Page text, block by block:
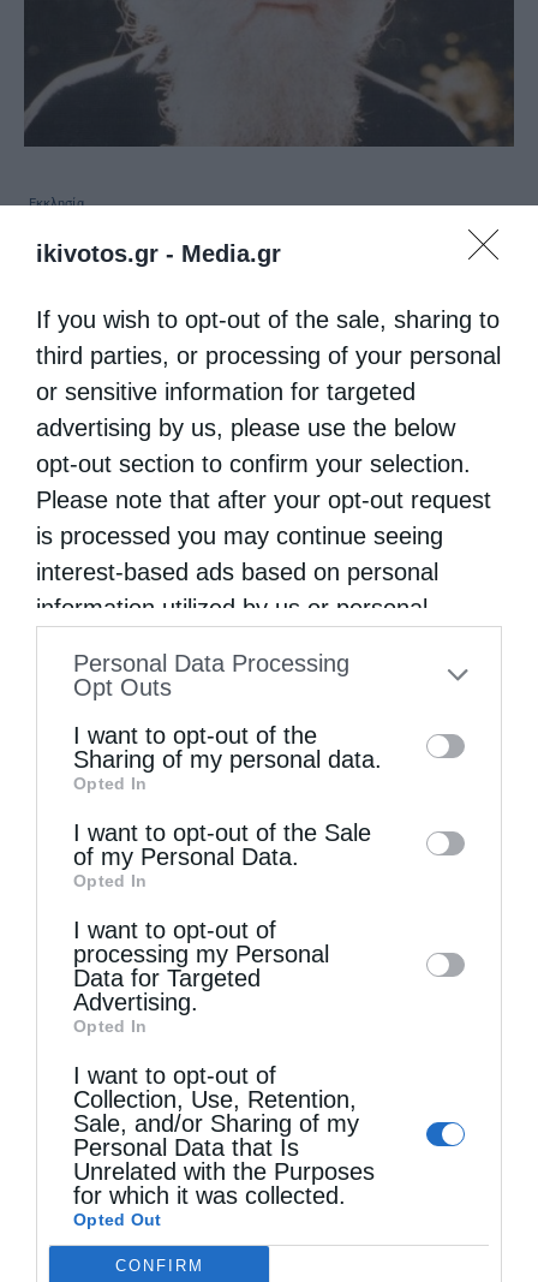
ikivotos.gr - Media.gr
If you wish to opt-out of the sale, sharing to
third parties, or processing of your personal
or sensitive information for targeted
advertising by us, please use the below
opt-out section to confirm your selection.
Please note that after your opt-out request
is processed you may continue seeing
interest-based ads based on personal
information utilized by us or personal
to your opt-out. You may separately opt-out
information by third parties on the IAB’s list
of downstream participants. This
information may also be disclosed by us to
third parties on theIAB’s List of
Downstream Participants
disclose it to other third parties.
Personal Data Processing
Opt Outs
I want to opt-out of the
Sharing of my personal data.
Opted In
I want to opt-out of the Sale
of my Personal Data.
Opted In
I want to opt-out of
processing my Personal
Data for Targeted
Advertising.
Opted In
I want to opt-out of
Collection, Use, Retention,
Sale, and/or Sharing of my
Personal Data that Is
Unrelated with the Purposes
for which it was collected.
Opted Out
CONFIRM
Εκκλησία
Όταν ο Κύριος επισκέπτεται την ψυχή
Όποιος πέρασε από πειρασμό, εκείνος θα
μπορέσει να βοηθήσει και τον πειραζόμενο.
Το παρελθόν ως «γεγονός» δεν διαγράφεται
από τη ζωή. Μπορούμε να το καλύψουμε με
τη μετάνοια, να το …